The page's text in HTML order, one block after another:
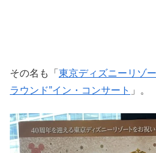
その名も「 東京ディズニーリゾ
ラウンド”イン・コンサート 」。